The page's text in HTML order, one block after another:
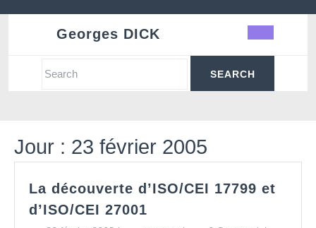
Georges DICK
Search
Jour : 23 février 2005
La découverte d’ISO/CEI 17799 et
d’ISO/CEI 27001